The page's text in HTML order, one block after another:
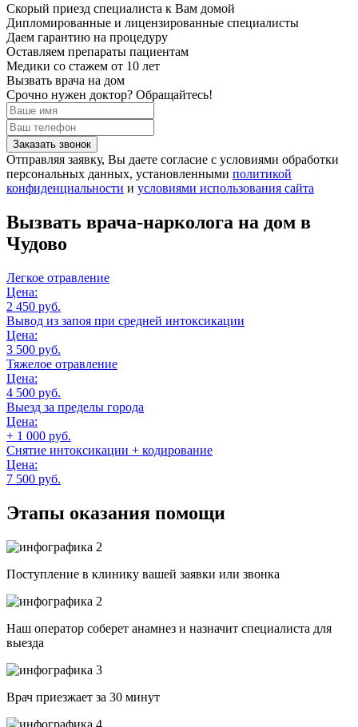
Скорый приезд специалиста к Вам домой
Дипломированные и лицензированные специалисты
Даем гарантию на процедуру
Оставляем препараты пациентам
Медики со стажем от 10 лет
Вызвать врача на дом
Срочно нужен доктор? Обращайтесь!
Заказать звонок
Отправляя заявку, Вы даете согласие с условиями обработки
персональных данных, установленными политикой
конфиденциальности и условиями использования сайта
Вызвать врача-нарколога на дом в
Чудово
Легкое отравление
Цена:
2 450 руб.
Вывод из запоя при средней интоксикации
Цена:
3 500 руб.
Тяжелое отравление
Цена:
4 500 руб.
Выезд за пределы города
Цена:
+ 1 000 руб.
Снятие интоксикации + кодирование
Цена:
7 500 руб.
Этапы оказания помощи
Поступление в клинику вашей заявки или звонка
Наш оператор соберет анамнез и назначит специалиста для
выезда
Врач приезжает за 30 минут